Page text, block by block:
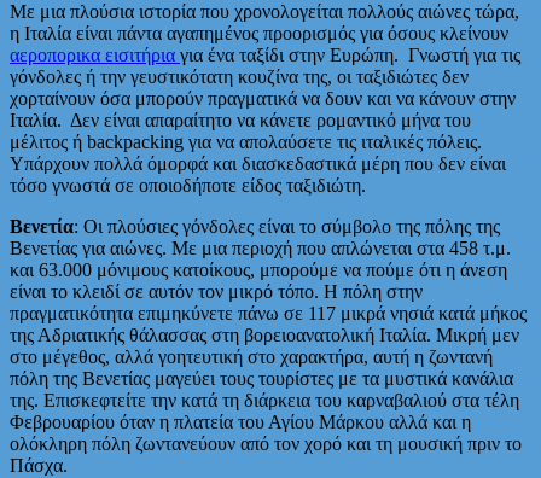
Με μια πλούσια ιστορία που χρονολογείται πολλούς αιώνες τώρα,
η Ιταλία είναι πάντα αγαπημένος προορισμός για όσους κλείνουν
αεροπορικα εισιτήρια για ένα ταξίδι στην Ευρώπη. Γνωστή για τις
γόνδολες ή την γευστικότατη κουζίνα της, οι ταξιδιώτες δεν
χορταίνουν όσα μπορούν πραγματικά να δουν και να κάνουν στην
Ιταλία. Δεν είναι απαραίτητο να κάνετε ρομαντικό μήνα του
μέλιτος ή backpacking για να απολαύσετε τις ιταλικές πόλεις.
Υπάρχουν πολλά όμορφά και διασκεδαστικά μέρη που δεν είναι
τόσο γνωστά σε οποιοδήποτε είδος ταξιδιώτη.
Βενετία: Οι πλούσιες γόνδολες είναι το σύμβολο της πόλης της
Βενετίας για αιώνες. Με μια περιοχή που απλώνεται στα 458 τ.μ.
και 63.000 μόνιμους κατοίκους, μπορούμε να πούμε ότι η άνεση
είναι το κλειδί σε αυτόν τον μικρό τόπο. Η πόλη στην
πραγματικότητα επιμηκύνετε πάνω σε 117 μικρά νησιά κατά μήκος
της Αδριατικής θάλασσας στη βορειοανατολική Ιταλία. Μικρή μεν
στο μέγεθος, αλλά γοητευτική στο χαρακτήρα, αυτή η ζωντανή
πόλη της Βενετίας μαγεύει τους τουρίστες με τα μυστικά κανάλια
της. Επισκεφτείτε την κατά τη διάρκεια του καρναβαλιού στα τέλη
Φεβρουαρίου όταν η πλατεία του Αγίου Μάρκου αλλά και η
ολόκληρη πόλη ζωντανεύουν από τον χορό και τη μουσική πριν το
Πάσχα.